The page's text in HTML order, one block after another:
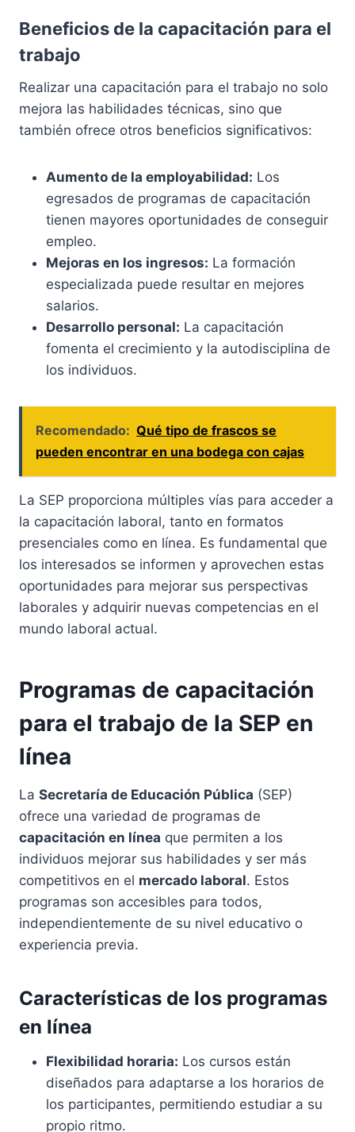
Beneficios de la capacitación para el
trabajo
Realizar una capacitación para el trabajo no solo
mejora las habilidades técnicas, sino que
también ofrece otros beneficios significativos:
Aumento de la employabilidad: Los
egresados de programas de capacitación
tienen mayores oportunidades de conseguir
empleo.
Mejoras en los ingresos: La formación
especializada puede resultar en mejores
salarios.
Desarrollo personal: La capacitación
fomenta el crecimiento y la autodisciplina de
los individuos.
Recomendado: Qué tipo de frascos se
pueden encontrar en una bodega con cajas
La SEP proporciona múltiples vías para acceder a
la capacitación laboral, tanto en formatos
presenciales como en línea. Es fundamental que
los interesados se informen y aprovechen estas
oportunidades para mejorar sus perspectivas
laborales y adquirir nuevas competencias en el
mundo laboral actual.
Programas de capacitación
para el trabajo de la SEP en
línea
La Secretaría de Educación Pública (SEP)
ofrece una variedad de programas de
capacitación en línea que permiten a los
individuos mejorar sus habilidades y ser más
competitivos en el mercado laboral. Estos
programas son accesibles para todos,
independientemente de su nivel educativo o
experiencia previa.
Características de los programas
en línea
Flexibilidad horaria: Los cursos están
diseñados para adaptarse a los horarios de
los participantes, permitiendo estudiar a su
propio ritmo.